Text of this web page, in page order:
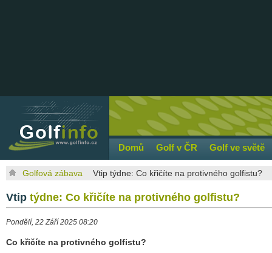
Domů Golf v ČR Golf ve světě
Golfová zábava Vtip týdne: Co křičíte na protivného golfistu?
Vtip týdne: Co křičíte na protivného golfistu?
Pondělí, 22 Září 2025 08:20
Co křičíte na protivného golfistu?